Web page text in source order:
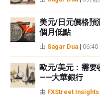
美元/日元價格預
個月低點
由 Sagar Dua |
歐元/美元：需要
——大華銀行
由 FXStreet Insights